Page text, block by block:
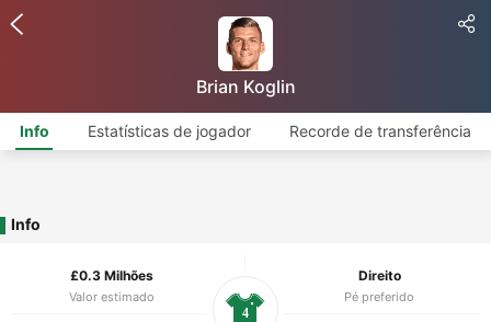
Brian Koglin
Info Estatísticas de jogador Recorde de transferência
Info
£0.3 Milhões
Valor estimado
Direito
Pé preferido
4